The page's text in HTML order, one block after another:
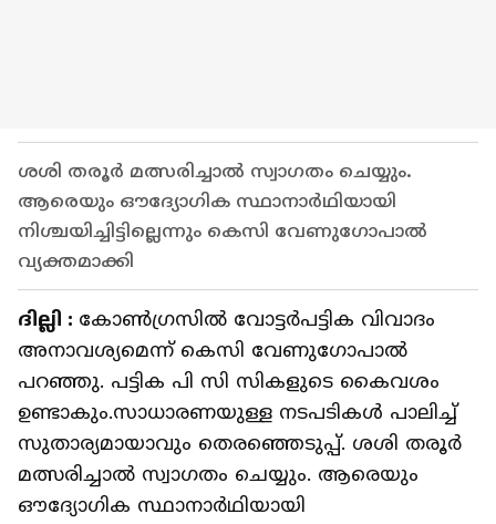
ശശി തരൂ‌ർ മത്സരിച്ചാൽ സ്വാഗതം ചെയ്യും.
ആരെയും ഔദ്യോഗിക സ്ഥാനാർഥിയായി
നിശ്ചയിച്ചിട്ടില്ലെന്നും കെസി വേണുഗോപാൽ
വ്യക്തമാക്കി
ദില്ലി : കോൺഗ്രസിൽ വോട്ടർപട്ടിക വിവാദം
അനാവശ്യമെന്ന് കെസി വേണുഗോപാൽ
പറഞ്ഞു. പട്ടിക പി സി സികളുടെ കൈവശം
ഉണ്ടാകും.സാധാരണയുള്ള നടപടികൾ പാലിച്ച്
സുതാര്യമായാവും തെരഞ്ഞെടുപ്പ്. ശശി തരൂ‌ർ
മത്സരിച്ചാൽ സ്വാഗതം ചെയ്യും. ആരെയും
ഔദ്യോഗിക സ്ഥാനാർഥിയായി